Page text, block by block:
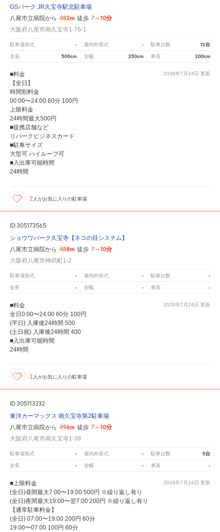
GSパーク JR久宝寺駅北駐車場
八尾市立病院から 482m 徒歩 7～10分
大阪府八尾市南久宝寺1-76-1
駐車場形式 - 屋内外形式 - 駐車台数 12台
全長 500cm 全幅 250cm 車高 200cm
2026年7月24日 更新
■料金
【全日】
時間割料金
00:00〜24:00 60分 100円
上限料金
24時間最大500円
■提携店舗など
リパークビジネスカード
■駐車サイズ
大型可 ハイルーフ可
■入出庫可能時間
24時間
2 人がお気に入りの駐車場
ID:305173565
ショウワパーク久宝寺【ネコの目システム】
八尾市立病院から 488m 徒歩 7～10分
大阪府八尾市神武町1-2
駐車場形式 - 屋内外形式 - 駐車台数 -
全長 - 全幅 - 車高 -
2026年7月24日 更新
■料金
全日0:00〜24:00 60分 100円
(平日) 入庫後24時間 500
(土日祝) 入庫後24時間 400
■入出庫可能時間
24時間
1 人がお気に入りの駐車場
ID:305113232
東洋カーマックス 南久宝寺第2駐車場
八尾市立病院から 496m 徒歩 7～10分
大阪府八尾市南久宝寺1-39
駐車場形式 - 屋内外形式 - 駐車台数 5台
全長 - 全幅 - 車高 -
2026年7月24日 更新
■上限料金
(全日)昼間最大7:00〜19:00 500円 ※繰り返し有り
(全日)夜間最大19:00〜翌7:00 200円 ※繰り返し有り
【通常駐車料金】
(全日) 07:00〜19:00 200円 60分
19:00〜07:00 100円 60分